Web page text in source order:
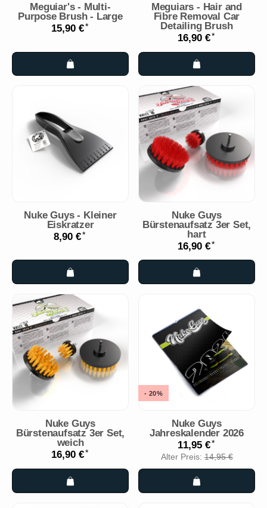
Meguiar's - Multi-
Purpose Brush - Large
15,90 €*
Meguiars - Hair and
Fibre Removal Car
Detailing Brush
16,90 €*
Nuke Guys - Kleiner
Eiskratzer
8,90 €*
Nuke Guys
Bürstenaufsatz 3er Set,
hart
16,90 €*
Nuke Guys
Bürstenaufsatz 3er Set,
weich
16,90 €*
- 20%
Nuke Guys
Jahreskalender 2026
11,95 €*
Alter Preis:14,95 €